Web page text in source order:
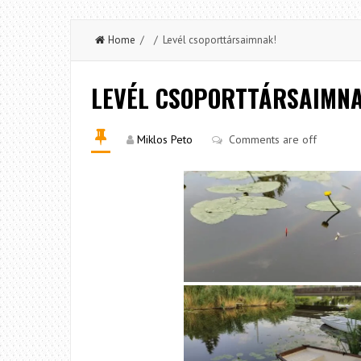
Home / / Levél csoporttársaimnak!
LEVÉL
Miklos Peto Comments are off